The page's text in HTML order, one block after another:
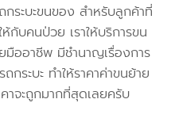
ระบะขนของ สำหรับลูกค้าที่
กับคนป่วย เราให้บริการขน
ออาชีพ มีชำนาญเรื่องการ
กระบะ ทำให้ราคาค่าขนย้าย
จะถูกมากที่สุดเลยครับ